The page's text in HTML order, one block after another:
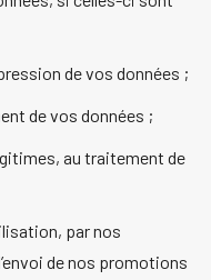
de vos données ;
de vos données ;
au traitement de
par nos
de nos promotions